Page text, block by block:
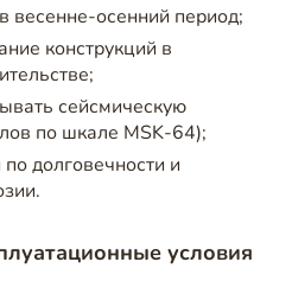
весенне-осенний период;
конструкций в
сейсмическую
по шкале MSK-64);
долговечности и
условия